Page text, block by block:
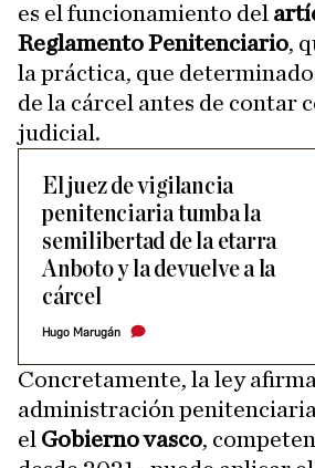
es el funcionamiento del
Reglamento Penitenciario,
la práctica, que
de la cárcel antes de contar
judicial.
El juez de vigilancia
penitenciaria tumba la
semilibertad de la etarra
Anboto y la devuelve a la
cárcel
Hugo Marugán
Concretamente, la ley
administración penitenciaria
el Gobierno vasco,